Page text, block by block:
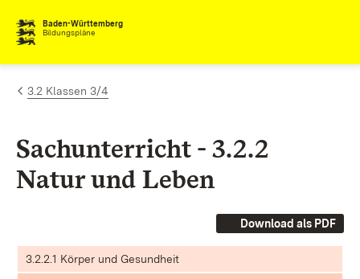
Zum Inhalt springen
Baden-Württemberg
Bildungspläne
3.2 Klassen 3/4
Sachunterricht - 3.2.2
Natur und Leben
Download als PDF
3.2.2.1 Körper und Gesundheit